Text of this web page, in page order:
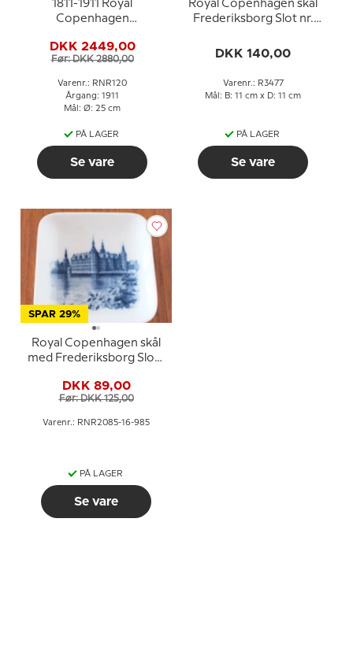
1811-1911 Royal
Copenhagen
CARLSBERG
LABORATORIUM
J.C.JACOBSEN 2.
SEPTEMBER 1811-191
DKK 2449,00
Før: DKK 2880,00
Varenr.: RNR120
Årgang: 1911
Mål: Ø: 25 cm
PÅ LAGER
Se vare
Royal Copenhagen skål
Frederiksborg Slot nr.
DKK 140,00
Varenr.: R3477
Mål: B: 11 cm x D: 11 cm
PÅ LAGER
Se vare
SPAR 29%
Royal Copenhagen skål
med Frederiksborg Slot i
DKK 89,00
Før: DKK 125,00
Varenr.: RNR2085-16-985
PÅ LAGER
Se vare